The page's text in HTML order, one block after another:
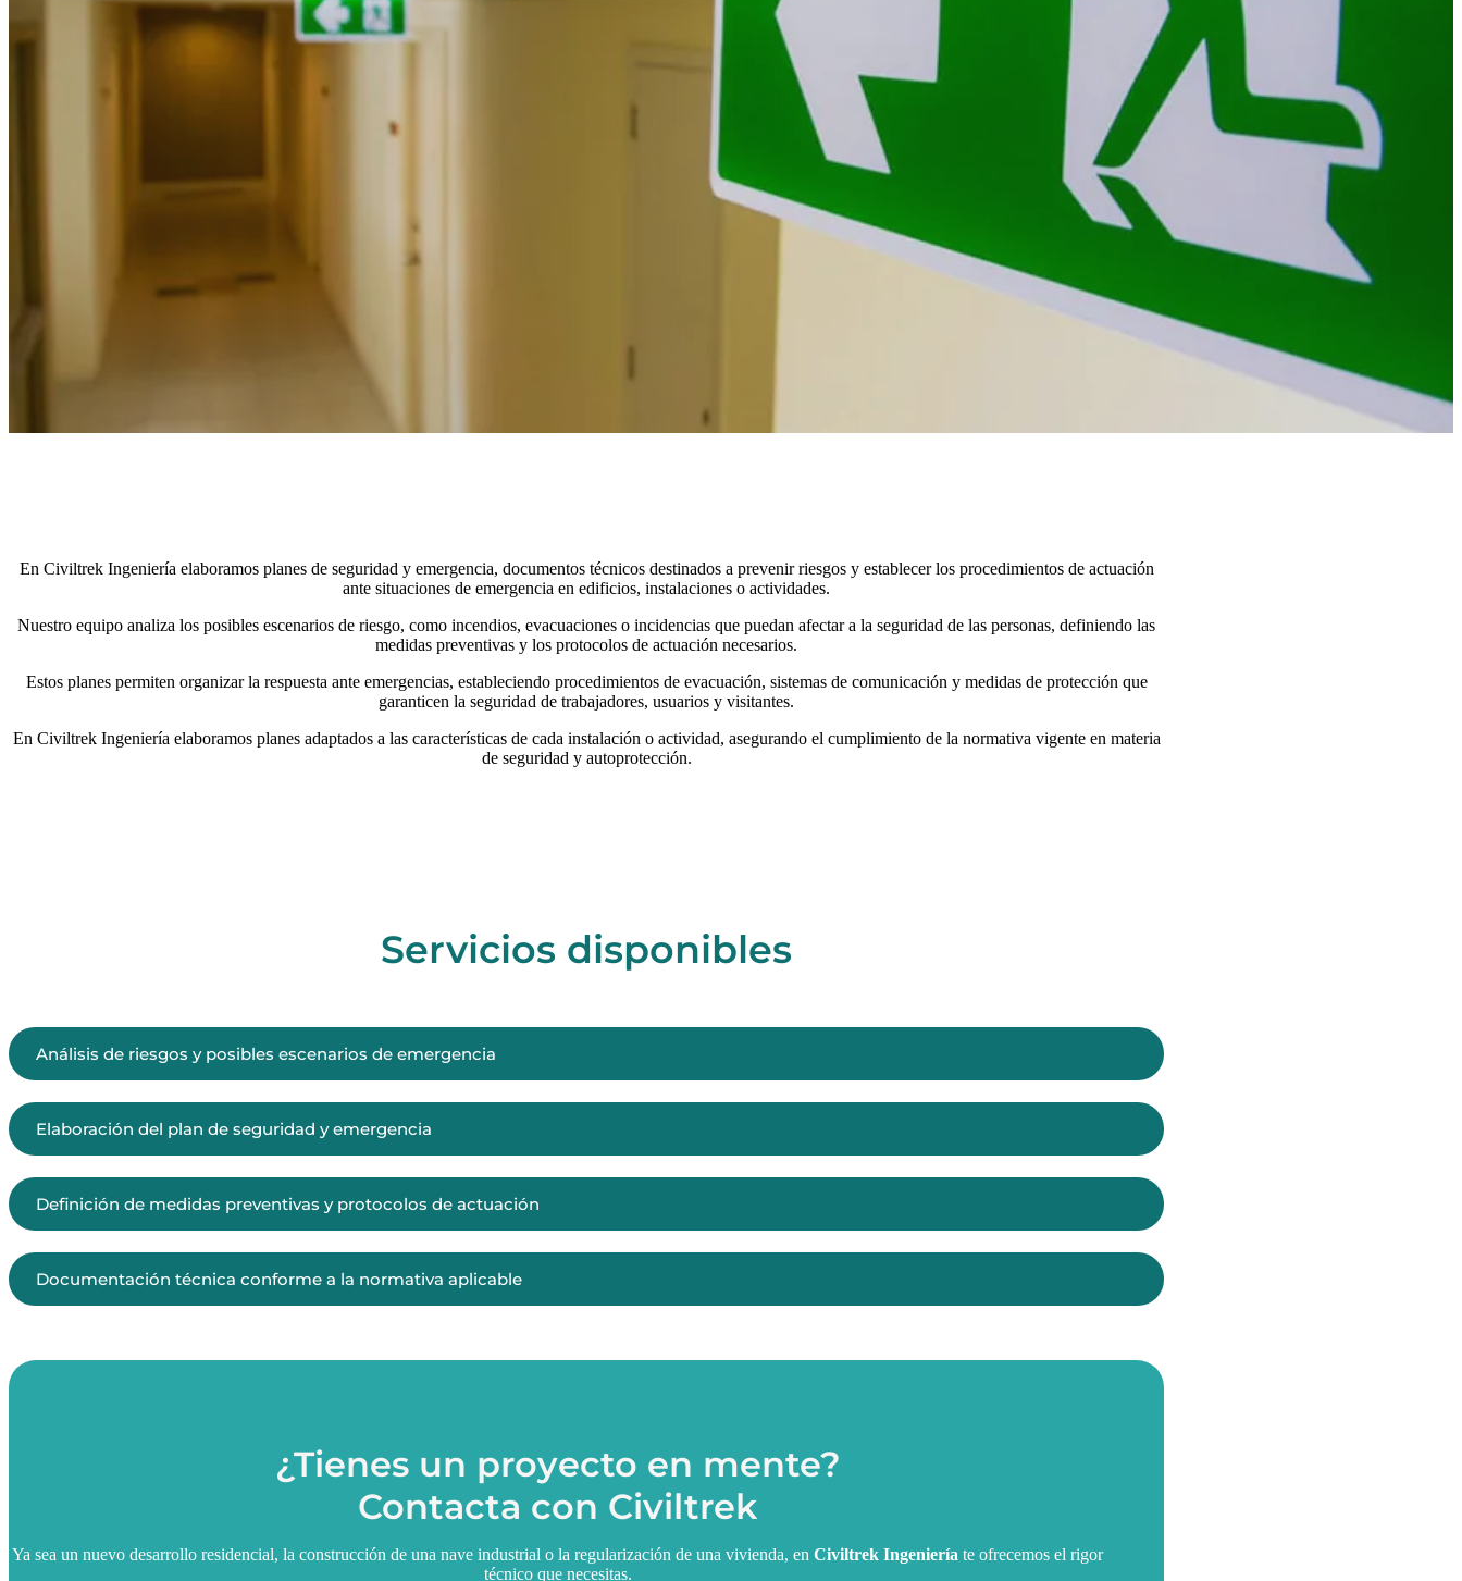
En Civiltrek Ingeniería elaboramos planes de seguridad y emergencia, documentos técnicos destinados a prevenir riesgos y establecer los procedimientos de actuación
ante situaciones de emergencia en edificios, instalaciones o actividades.
Nuestro equipo analiza los posibles escenarios de riesgo, como incendios, evacuaciones o incidencias que puedan afectar a la seguridad de las personas, definiendo las
medidas preventivas y los protocolos de actuación necesarios.
Estos planes permiten organizar la respuesta ante emergencias, estableciendo procedimientos de evacuación, sistemas de comunicación y medidas de protección que
garanticen la seguridad de trabajadores, usuarios y visitantes.
En Civiltrek Ingeniería elaboramos planes adaptados a las características de cada instalación o actividad, asegurando el cumplimiento de la normativa vigente en materia
de seguridad y autoprotección.
Servicios disponibles
Análisis de riesgos y posibles escenarios de emergencia
Elaboración del plan de seguridad y emergencia
Definición de medidas preventivas y protocolos de actuación
Documentación técnica conforme a la normativa aplicable
¿Tienes un proyecto en mente?
Contacta con Civiltrek
Ya sea un nuevo desarrollo residencial, la construcción de una nave industrial o la regularización de una vivienda, enCiviltrek Ingeniería te ofrecemos el rigor
técnico que necesitas.